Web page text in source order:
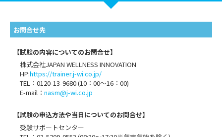
お問合せ先
【試験の内容についてのお問合せ】
株式会社JAPAN WELLNESS INNOVATION
HP:https://trainer.j-wi.co.jp/
TEL：0120-13-9680 (10：00～16：00)
E-mail： nasm@j-wi.co.jp
【試験の申込方法や当日についてのお問合せ】
受験サポートセンター